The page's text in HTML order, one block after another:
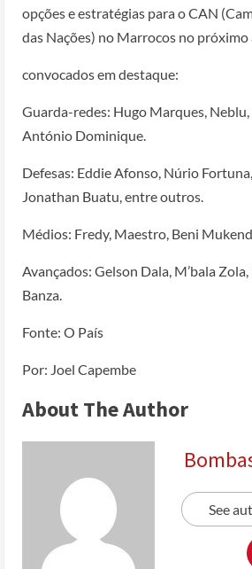
opções e estratégias para o CAN
das Nações) no Marrocos no próximo
convocados em destaque:
Guarda-redes: Hugo Marques,
António Dominique.
Defesas: Eddie Afonso, Núrio
Jonathan Buatu, entre outros.
Médios: Fredy, Maestro, Beni
Avançados: Gelson Dala, M’bala
Banza.
Fonte: O País
Por: Joel Capembe
About The Author
See